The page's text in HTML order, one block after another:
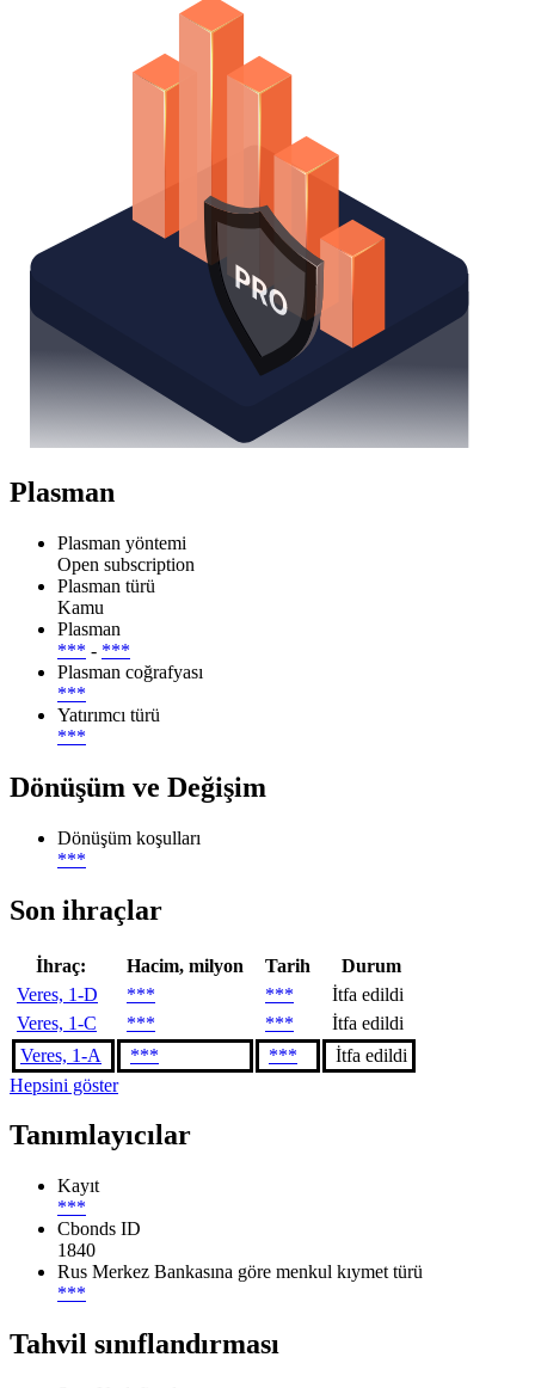
Plasman
Plasman yöntemi
Open subscription
Plasman türü
Kamu
Plasman
*** - ***
Plasman coğrafyası
***
Yatırımcı türü
***
Dönüşüm ve Değişim
Dönüşüm koşulları
***
Son ihraçlar
İhraç: Hacim, milyon Tarih
Durum
Veres, 1-D
*** ***
İtfa edildi
Veres, 1-C
*** ***
İtfa edildi
Veres, 1-A
*** ***
İtfa edildi
Hepsini göster
Tanımlayıcılar
Kayıt
***
Cbonds ID
1840
Rus Merkez Bankasına göre menkul kıymet türü
***
Tahvil sınıflandırması